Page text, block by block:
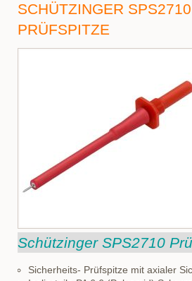
SCHÜTZINGER
PRÜFSPITZE
Schützinger SPS2710
Sicherheits- Prüfspitze mit axialer